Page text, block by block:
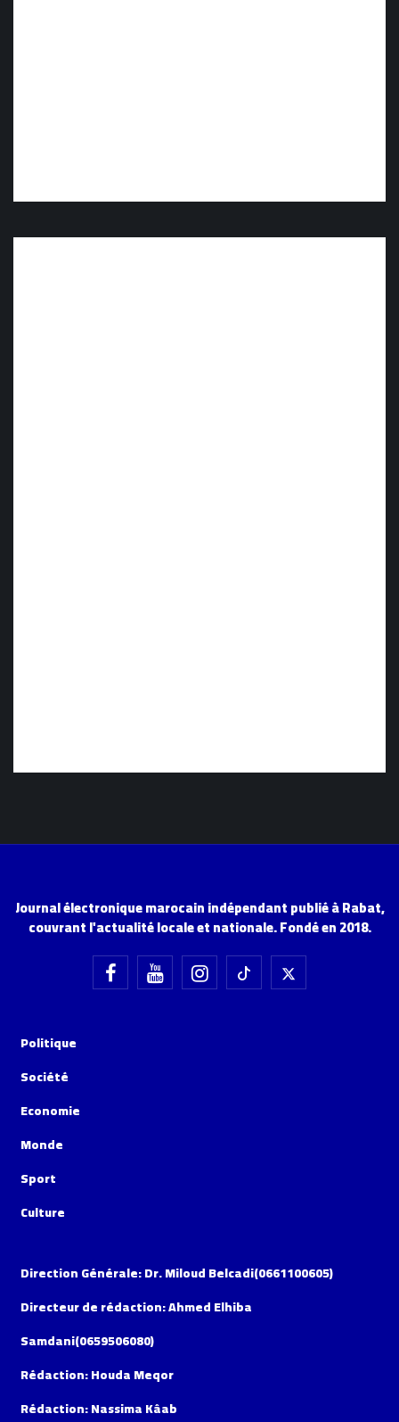
Journal électronique marocain indépendant publié à Rabat,
couvrant l'actualité locale et nationale. Fondé en 2018.
Politique
Société
Economie
Monde
Sport
Culture
Direction Générale: Dr. Miloud Belcadi(0661100605)
Directeur de rédaction: Ahmed Elhiba
Samdani(0659506080)
Rédaction: Houda Meqor
Rédaction: Nassima Kâab